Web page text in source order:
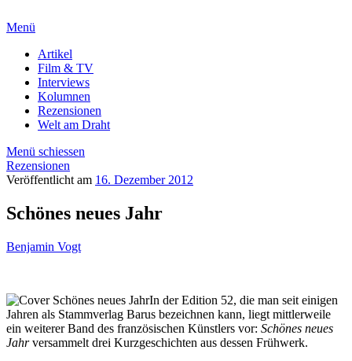
Menü
Artikel
Film & TV
Interviews
Kolumnen
Rezensionen
Welt am Draht
Menü schiessen
Rezensionen
Veröffentlicht am 16. Dezember 2012
Schönes neues Jahr
Benjamin Vogt
In der Edition 52, die man seit einigen
Jahren als Stammverlag Barus bezeichnen kann, liegt mittlerweile
ein weiterer Band des französischen Künstlers vor: Schönes neues
Jahrversammelt drei Kurzgeschichten aus dessen Frühwerk.